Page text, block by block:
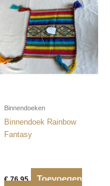
Binnendoeken
Binnendoek Rainbow
Fantasy
€76,95
Toevoegen